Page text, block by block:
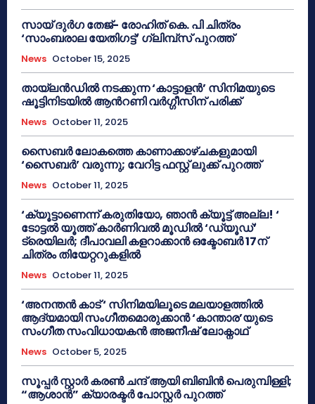
സായ് ദുർഗ തേജ്- രോഹിത് കെ. പി ചിത്രം
‘സാംബരാല യേതിഗട്ട്’ ഗ്ലിമ്പ്സ് പുറത്ത്
News October 15, 2025
തായ്‌ലൻഡിൽ നടക്കുന്ന ‘കാട്ടാളൻ’ സിനിമയുടെ
ഷൂട്ടിനിടയിൽ ആന്‍റണി വർഗ്ഗീസിന് പരിക്ക്
News October 11, 2025
സൈബർ ലോകത്തെ കാണാക്കാഴ്ചകളുമായി
‘സൈബർ’ വരുന്നു; വേറിട്ട ഫസ്റ്റ് ലുക്ക് പുറത്ത്
News October 11, 2025
‘ക്യൂട്ടാണെന്ന് കരുതിയോ, ഞാൻ ക്യൂട്ട് അല്ല! ‘
ടോട്ടൽ യൂത്ത് കാർണിവൽ മൂഡിൽ ‘ഡ്യൂഡ്’
ട്രെയിലർ; ദീപാവലി കളറാക്കാൻ ഒക്ടോബർ 17ന്
ചിത്രം തിയേറ്ററുകളിൽ
News October 11, 2025
‘അനന്തൻ കാട് ‘ സിനിമയിലൂടെ മലയാളത്തിൽ
ആദ്യമായി സംഗീതമൊരുക്കാൻ ‘കാന്താര’യുടെ
സംഗീത സംവിധായകൻ അജനീഷ് ലോക്നാഥ്
News October 5, 2025
സൂപ്പർ സ്റ്റാർ കരൺ ചന്ദ് ആയി ബിബിൻ പെരുമ്പിള്ളി;
“ആശാൻ” ക്യാരക്ടർ പോസ്റ്റർ പുറത്ത്